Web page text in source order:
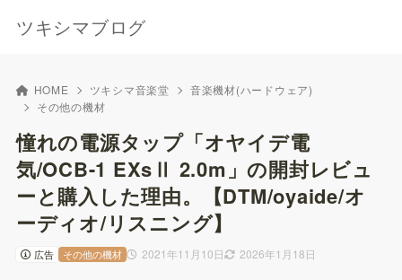
ツキシマブログ
HOME ツキシマ音楽堂
音楽機材(ハードウェア)
その他の機材
憧れの電源タップ「オヤイデ電
気/OCB-1 EXsⅡ 2.0m」の開封レビュ
ーと購入した理由。【DTM/oyaide/オ
ーディオ/リスニング】
広告 2021年11月10日 2026年1月18日
その他の機材